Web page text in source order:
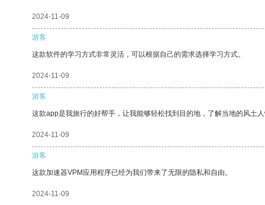
2024-11-09
游客
这款软件的学习方式非常灵活，可以根据自己的需求选择学习方式。
2024-11-09
游客
这款app是我旅行的好帮手，让我能够轻松找到目的地，了解当地的风土
2024-11-09
游客
这款加速器VPM应用程序已经为我们带来了无限的隐私和自由。
2024-11-09